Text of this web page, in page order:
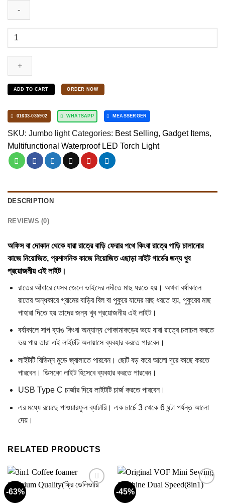
30,000mAh
LED
Zoom
Waterproof
Power
in
Japan)
quantity
ADD TO CART ORDER NOW
01633-035902 WHATSAPP MEASSERGER
SKU: Jumbo light Categories: Best Selling, Gadget Items,
Multifunctional Waterproof LED Torch Light
DESCRIPTION
REVIEWS (0)
অফিস বা দোকান থেকে যারা রাত্রে বাড়ি ফেরার পথে কিংবা রাত্রে গাড়ি চালানোর
কাজে নিয়োজিত, প্রশাসনিক কাজে নিয়োজিত এছাড়া নাইট গার্ডের জন্য খুব
প্রয়োজনীয় এই লাইট।
রাতের আঁধারে যেসব জেলে ভাইদের নদীতে মাছ ধরতে হয়। অথবা বর্ষাকালে
রাতের অন্ধকারে গ্রামের বাড়ির বিল বা পুকুরে যাদের মাছ ধরতে হয়, পুকুরের মাছ
পাহারা দিতে হয় তাদের জন্য খুব প্রয়োজনীয় এই লাইট।
বর্ষাকালে সাপ ব্যাঙ কিংবা অন্যান্য পোকামাকড়ের ভয়ে যারা রাত্রে চলাচল করতে
ভয় পায় তারা এই লাইটটি অনায়াসে ব্যবহার করতে পারবেন।
লাইটটি বিভিন্ন মুডে জ্বালাতে পারবেন। ছোট বড় করে আলো দূরে কাছে করতে
পারবেন। ডিসকো লাইট হিসেবে ব্যবহার করতে পারবেন।
USB Type C চার্জার দিয়ে লাইটটি চার্জ করতে পারবেন।
এর মধ্যে রয়েছে পাওয়ারফুল ব্যাটারি। এক চার্চে 3 থেকে 6 ঘন্টা পর্যন্ত আলো
দেয়।
RELATED PRODUCTS
-63% -45%
Add to